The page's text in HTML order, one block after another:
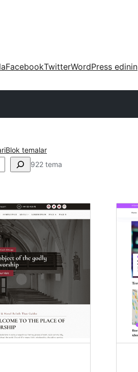
FacebookTwitterWordPress edinin
Blok temalar
922 tema